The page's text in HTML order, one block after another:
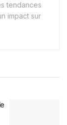
tendances
impact sur